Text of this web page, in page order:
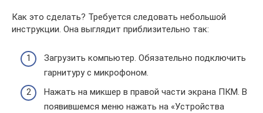
Как это сделать? Требуется следовать небольшой
инструкции. Она выглядит приблизительно так:
Загрузить компьютер. Обязательно подключить
гарнитуру с микрофоном.
Нажать на микшер в правой части экрана ПКМ. В
появившемся меню нажать на «Устройства